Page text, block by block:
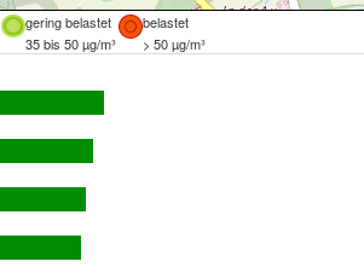
gering belastet
belastet
35 bis 50 µg/m³ > 50 µg/m³